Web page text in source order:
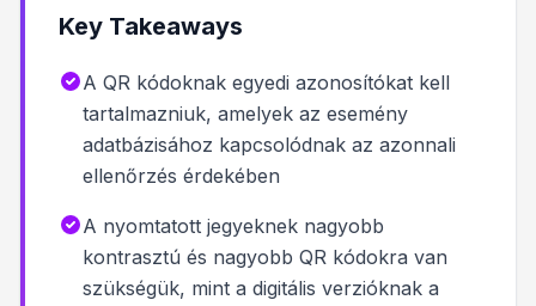
Key Takeaways
A QR kódoknak egyedi azonosítókat kell
tartalmazniuk, amelyek az esemény
adatbázisához kapcsolódnak az azonnali
ellenőrzés érdekében
A nyomtatott jegyeknek nagyobb
kontrasztú és nagyobb QR kódokra van
szükségük, mint a digitális verzióknak a